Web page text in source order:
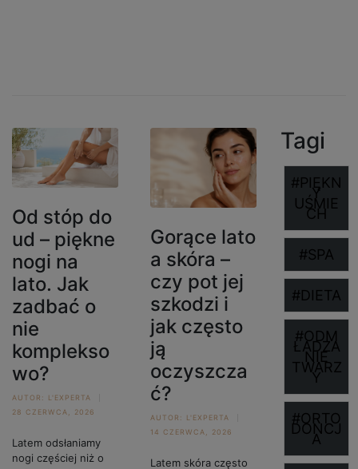
Od stóp do
ud – piękne
nogi na
lato. Jak
zadbać o
nie
komplekso
wo?
AUTOR:
L'EXPERTA
28 CZERWCA, 2026
Latem odsłaniamy
nogi częściej niż o
Gorące lato
a skóra –
czy pot jej
szkodzi i
jak często
ją
oczyszcza
ć?
AUTOR:
L'EXPERTA
14 CZERWCA, 2026
Latem skóra często
Tagi
#PIĘKN
Y
UŚMIE
CH
#SPA
#DIETA
#ODM
ŁADZA
NIE
TWARZ
Y
#ORTO
DONCJ
A